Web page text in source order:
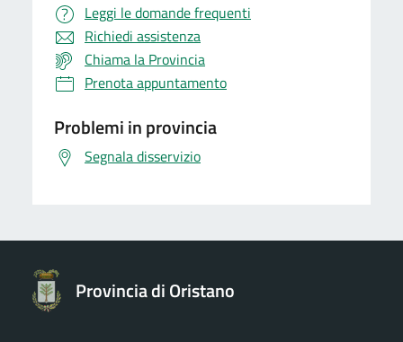
Leggi le domande frequenti
Richiedi assistenza
Chiama la Provincia
Prenota appuntamento
Problemi in provincia
Segnala disservizio
Provincia di Oristano